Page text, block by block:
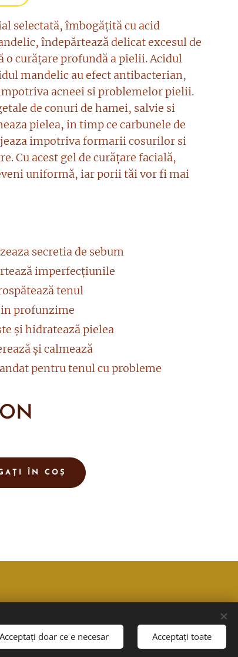
selectată, îmbogățită cu acid
îndepărtează delicat excesul de
o curățare profundă a pielii. Acidul
mandelic au efect antibacterian,
acneei si problemelor pielii.
de conuri de hamei, salvie si
pielea, in timp ce carbunele de
impotriva formarii cosurilor si
Cu acest gel de curățare facială,
uniformă, iar porii tăi vor fi mai
secretia de sebum
imperfecțiunile
tenul
in profunzime
și hidratează pielea
și calmează
pentru tenul cu probleme
ÎN COȘ
Acceptați doar ce e necesar Acceptați toate